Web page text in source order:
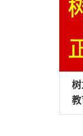
树
教